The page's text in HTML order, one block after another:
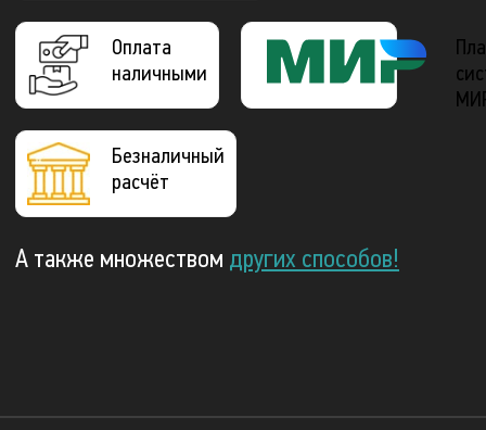
Оплата
наличными
Безналичный
расчёт
А также множеством других способов!